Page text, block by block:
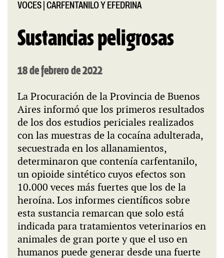
VOCES CARFENTANILO Y EFEDRINA
Sustancias peligrosas
18 de febrero de 2022
La Procuración de la Provincia de Buenos
Aires informó que los primeros resultados
de los dos estudios periciales realizados
con las muestras de la cocaína adulterada,
secuestrada en los allanamientos,
determinaron que contenía carfentanilo,
un opioide sintético cuyos efectos son
10.000 veces más fuertes que los de la
heroína. Los informes científicos sobre
esta sustancia remarcan que solo está
indicada para tratamientos veterinarios en
animales de gran porte y que el uso en
humanos puede generar desde una fuerte